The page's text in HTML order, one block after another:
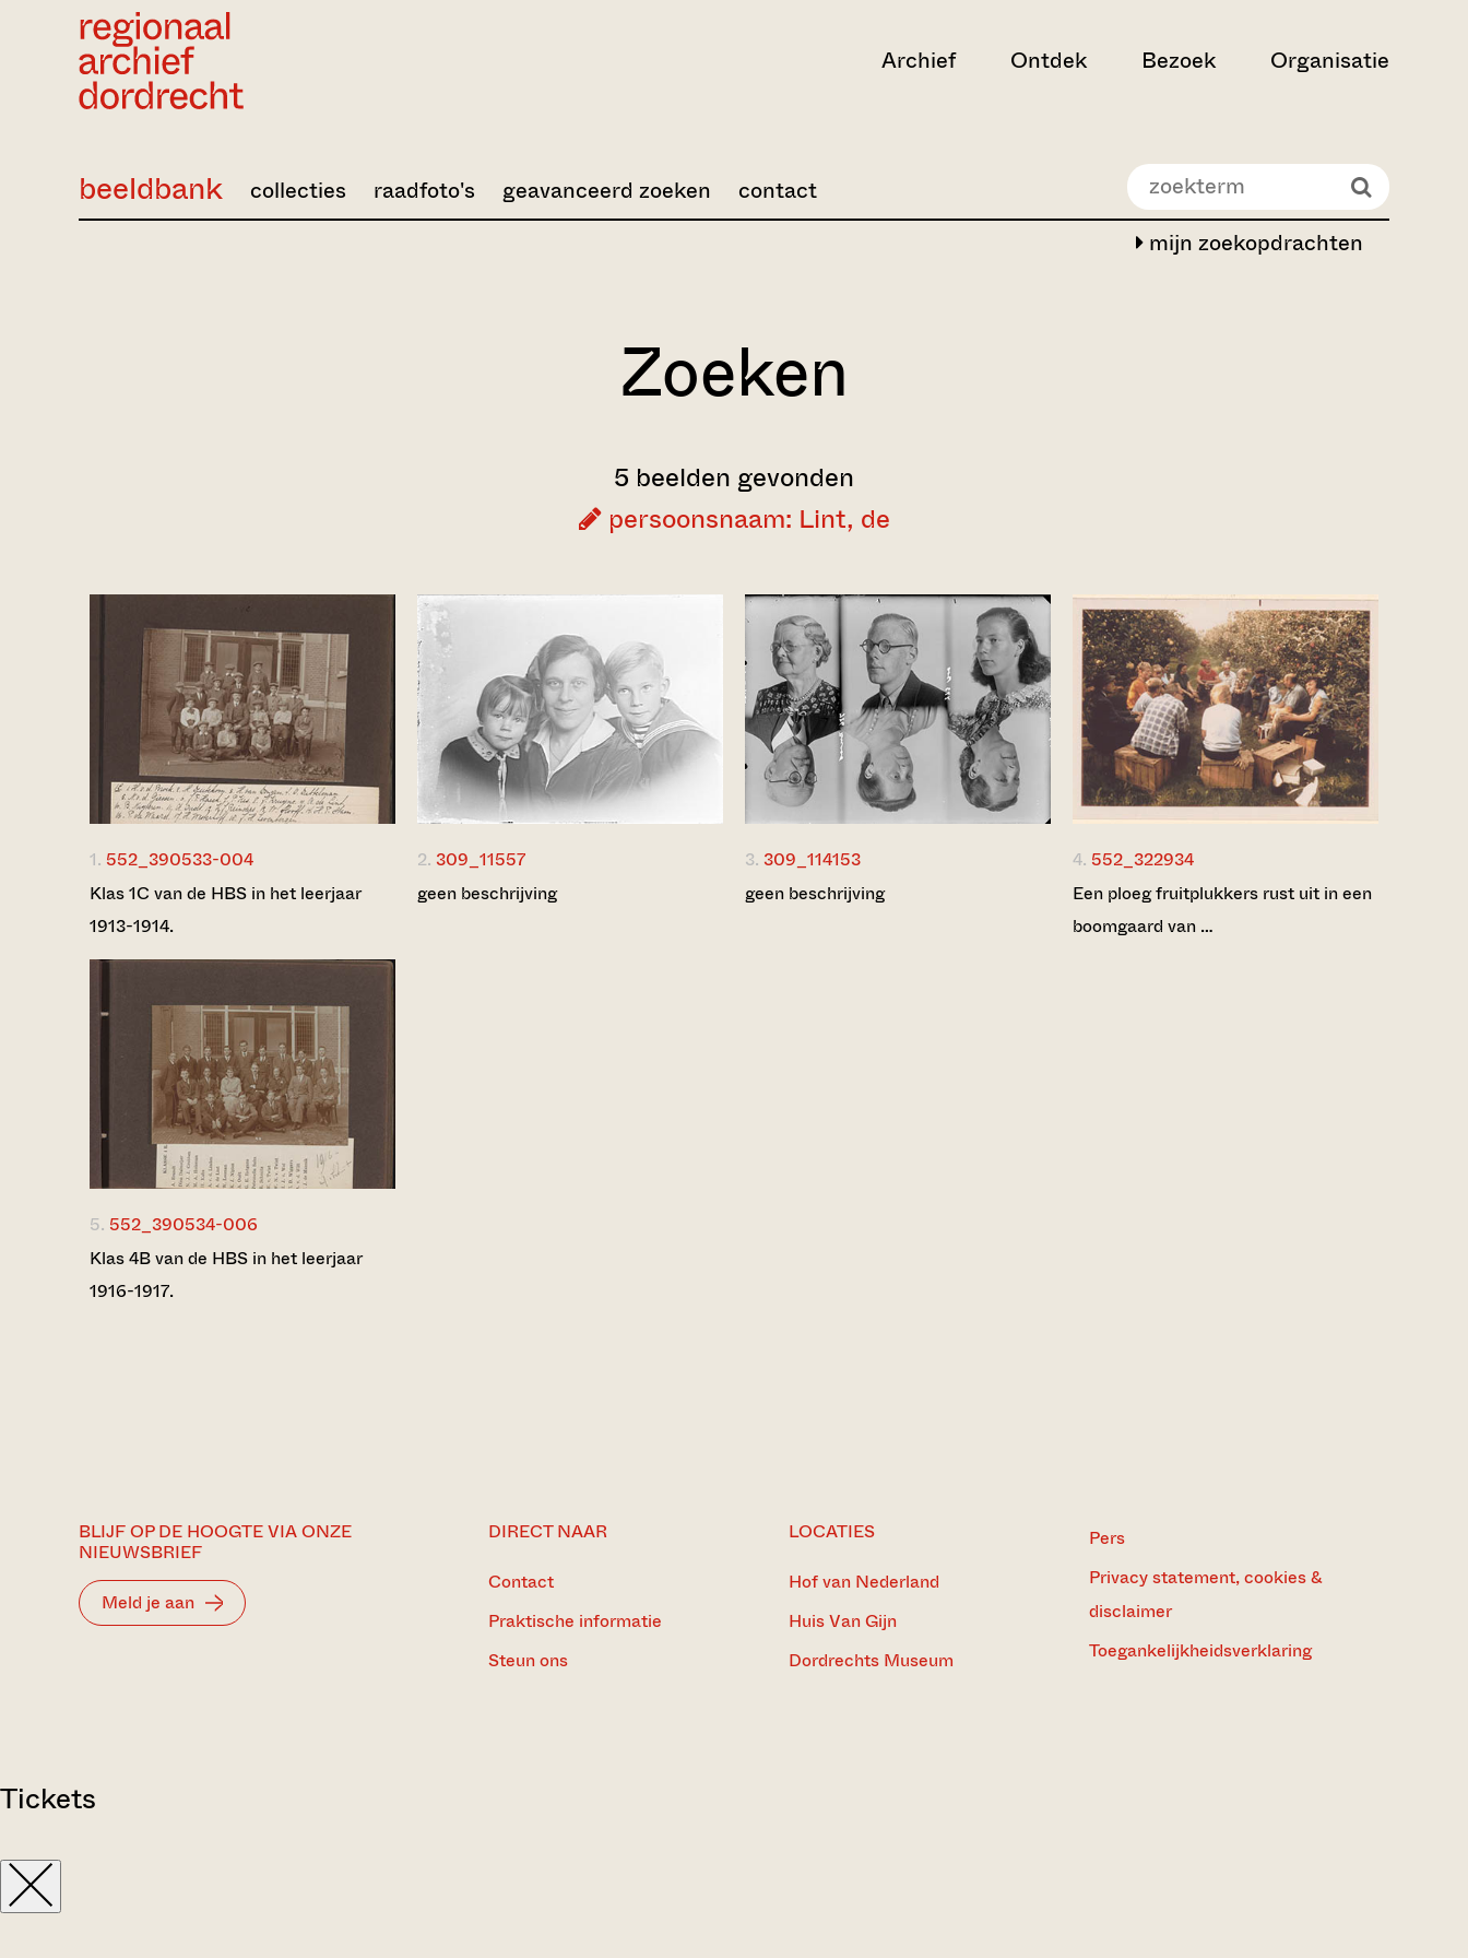
Archief Ontdek Bezoek Organisatie
mijn zoekopdrachten
beeldbank collecties raadfoto's geavanceerd zoeken contact
Zoeken
5 beelden gevonden
persoonsnaam: Lint, de
1. 552_390533-004
Klas 1C van de HBS in het leerjaar
1913-1914.
2. 309_11557
geen beschrijving
3. 309_114153
geen beschrijving
4. 552_322934
Een ploeg fruitplukkers rust uit in een
boomgaard van …
5. 552_390534-006
Klas 4B van de HBS in het leerjaar
1916-1917.
BLIJF OP DE HOOGTE VIA ONZE
NIEUWSBRIEF
Meld je aan
DIRECT NAAR
Contact
Praktische informatie
Steun ons
LOCATIES
Hof van Nederland
Huis Van Gijn
Dordrechts Museum
Pers
Privacy statement, cookies &
disclaimer
Toegankelijkheidsverklaring
Tickets